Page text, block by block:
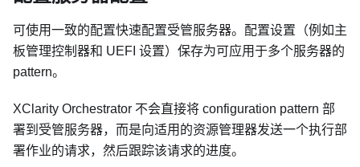
可使用一致的配置快速配置受管服务器。配置设置（例如主
板管理控制器和 UEFI 设置）保存为可应用于多个服务器的
pattern。
XClarity Orchestrator 不会直接将 configuration pattern 部
署到受管服务器，而是向适用的资源管理器发送一个执行部
署作业的请求，然后跟踪该请求的进度。